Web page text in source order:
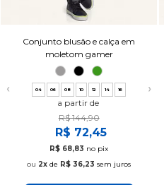
Conjunto blusão e calça em
moletom gamer
❮ 04 06 08 10 12 14 16 ❯
a partir de
R$ 144,90
R$ 72,45
R$ 68,83 no pix
2x de R$ 36,23 sem juros